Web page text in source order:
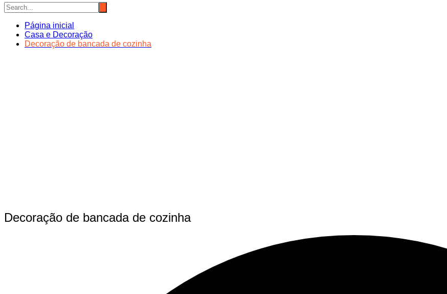
Página inicial
Casa e Decoração
Decoração de bancada de cozinha
Decoração de bancada de cozinha